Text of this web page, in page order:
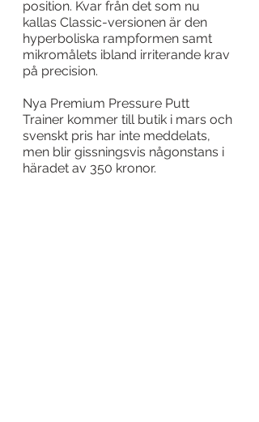
position. Kvar från det som nu
kallas Classic-versionen är den
hyperboliska rampformen samt
mikromålets ibland irriterande krav
på precision.
Nya Premium Pressure Putt
Trainer kommer till butik i mars och
svenskt pris har inte meddelats,
men blir gissningsvis någonstans i
häradet av 350 kronor.